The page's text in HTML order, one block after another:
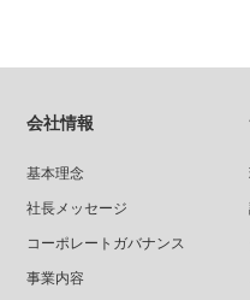
会社情報
基本理念
社長メッセージ
コーポレートガバナンス
事業内容